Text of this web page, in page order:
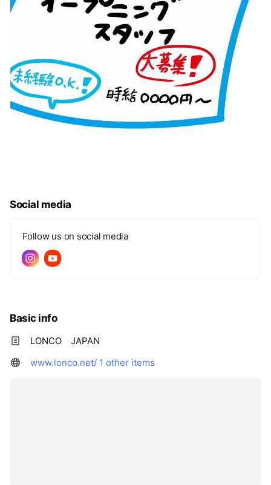
Social media
Follow us on social media
Basic info
LONCO JAPAN
www.lonco.net/ 1 other items